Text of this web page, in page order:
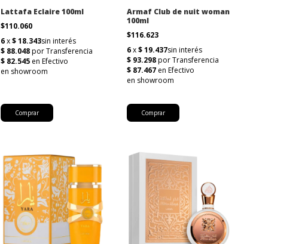
Lattafa Eclaire 100ml
$110.060
Armaf Club de nuit woman
100ml
$116.623